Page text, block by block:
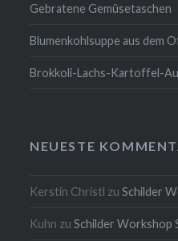
Gebratene Gemüsetaschen
Blumenkohlsuppe aus dem
Brokkoli-Lachs-Kartoffel-
NEUESTE
Kerstin Christl zuSchilder
Kuhn zuSchilder Workshop